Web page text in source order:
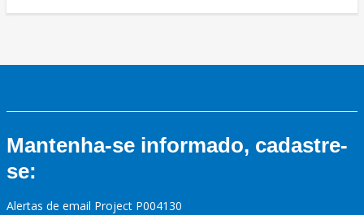
Mantenha-se informado, cadastre-
se:
Alertas de email Project P004130